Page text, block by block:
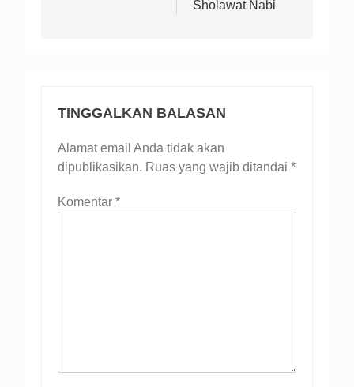
Sholawat Nabi
TINGGALKAN BALASAN
Alamat email Anda tidak akan
dipublikasikan. Ruas yang wajib ditandai *
Komentar *